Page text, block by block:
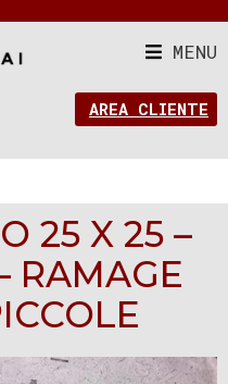
MENU
AREA CLIENTE
25 X 25 –
RAMAGE